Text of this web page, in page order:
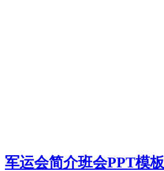
军运会简介班会PPT模板